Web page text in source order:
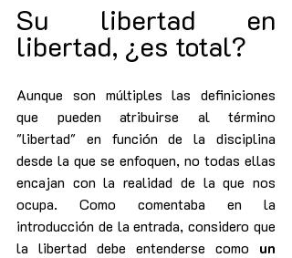
Su libertad en
libertad, ¿es total?
Aunque son múltiples las definiciones
que pueden atribuirse al término
"libertad" en función de la disciplina
desde la que se enfoquen, no todas ellas
encajan con la realidad de la que nos
ocupa. Como comentaba en la
introducción de la entrada, considero que
la libertad debe entenderse como un